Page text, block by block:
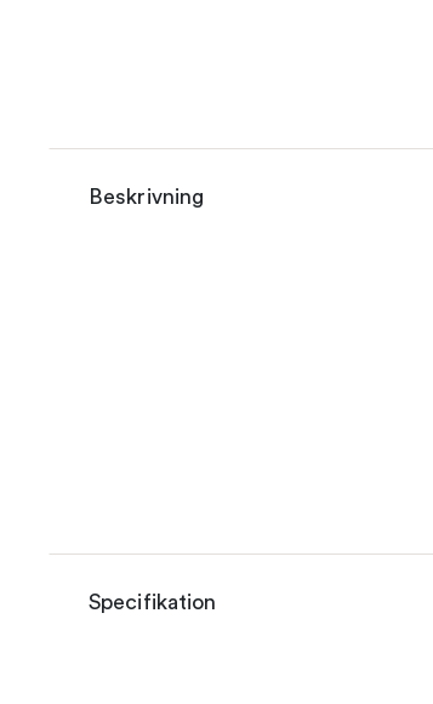
Beskrivning
Specifikation